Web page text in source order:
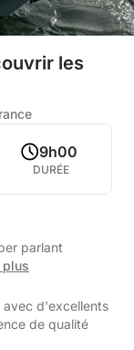
les
9h00
DURÉE
parlant
plus
avec d'excellents
de qualité